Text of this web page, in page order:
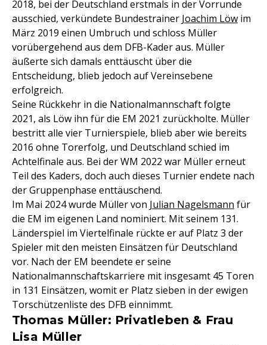
2018, bei der Deutschland erstmals in der Vorrunde
ausschied, verkündete Bundestrainer Joachim Löw im
März 2019 einen Umbruch und schloss Müller
vorübergehend aus dem DFB-Kader aus. Müller
äußerte sich damals enttäuscht über die
Entscheidung, blieb jedoch auf Vereinsebene
erfolgreich.
Seine Rückkehr in die Nationalmannschaft folgte
2021, als Löw ihn für die EM 2021 zurückholte. Müller
bestritt alle vier Turnierspiele, blieb aber wie bereits
2016 ohne Torerfolg, und Deutschland schied im
Achtelfinale aus. Bei der WM 2022 war Müller erneut
Teil des Kaders, doch auch dieses Turnier endete nach
der Gruppenphase enttäuschend.
Im Mai 2024 wurde Müller von Julian Nagelsmann für
die EM im eigenen Land nominiert. Mit seinem 131.
Länderspiel im Viertelfinale rückte er auf Platz 3 der
Spieler mit den meisten Einsätzen für Deutschland
vor. Nach der EM beendete er seine
Nationalmannschaftskarriere mit insgesamt 45 Toren
in 131 Einsätzen, womit er Platz sieben in der ewigen
Torschützenliste des DFB einnimmt.
Thomas Müller: Privatleben & Frau
Lisa Müller